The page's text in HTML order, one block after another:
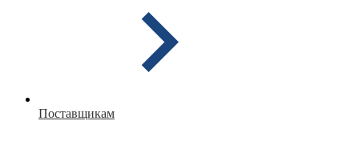
Поставщикам